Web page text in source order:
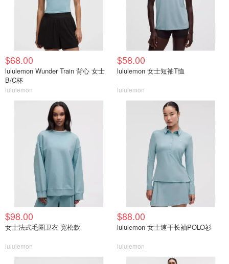
$68.00
lululemon Wunder Train 背心 女士
B/C杯
lululemon
$58.00
lululemon 女士短袖T恤
lululemon
$98.00
女士法式毛圈卫衣 宽松款
lululemon
$88.00
lululemon 女士速干长袖POLO衫
lululemon